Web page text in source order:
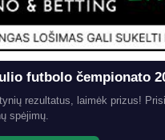
futbolo čempionato
rezultatus, laimėk prizus!
spėjimų.